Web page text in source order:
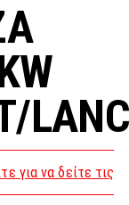
για να δείτε τις